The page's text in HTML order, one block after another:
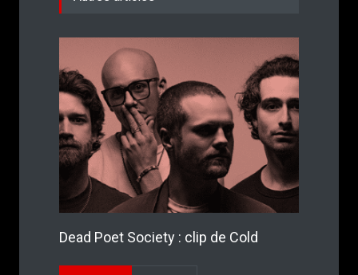
Dead Poet Society : clip de Cold